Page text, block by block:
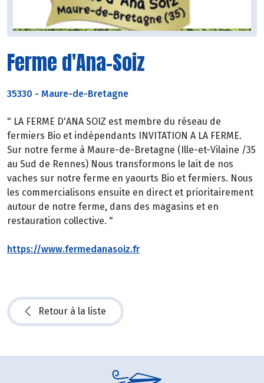
Ferme d'Ana-Soiz
35330 - Maure-de-Bretagne
" LA FERME D'ANA SOIZ est membre du réseau de
fermiers Bio et indépendants INVITATION A LA FERME.
Sur notre ferme à Maure-de-Bretagne (Ille-et-Vilaine /35
au Sud de Rennes) Nous transformons le lait de nos
vaches sur notre ferme en yaourts Bio et fermiers. Nous
les commercialisons ensuite en direct et prioritairement
autour de notre ferme, dans des magasins et en
restauration collective. "
https://www.fermedanasoiz.fr
Retour à la liste